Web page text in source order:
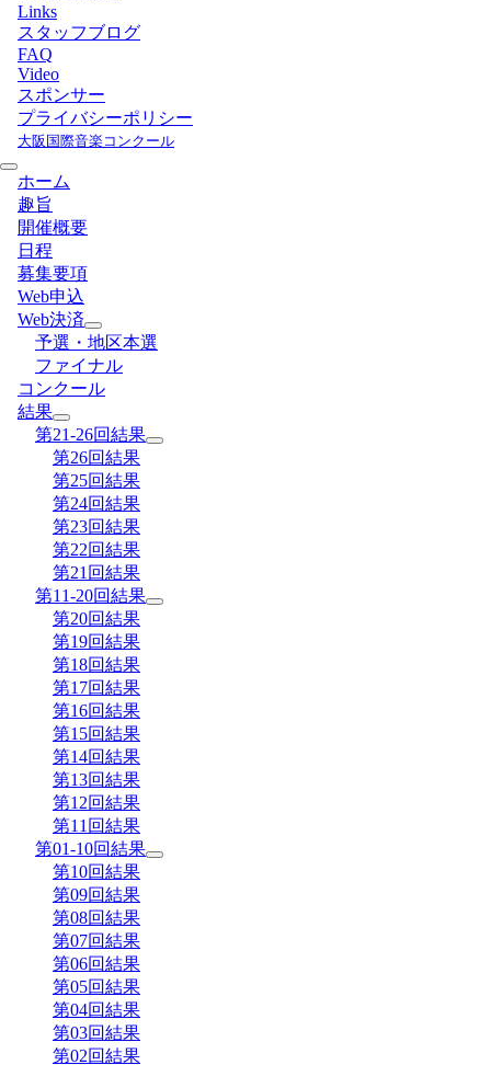
Links
スタッフブログ
FAQ
Video
スポンサー
プライバシーポリシー
大阪国際音楽コンクール
ホーム
趣旨
開催概要
日程
募集要項
Web申込
Web決済
予選・地区本選
ファイナル
コンクール
結果
第21-26回結果
第26回結果
第25回結果
第24回結果
第23回結果
第22回結果
第21回結果
第11-20回結果
第20回結果
第19回結果
第18回結果
第17回結果
第16回結果
第15回結果
第14回結果
第13回結果
第12回結果
第11回結果
第01-10回結果
第10回結果
第09回結果
第08回結果
第07回結果
第06回結果
第05回結果
第04回結果
第03回結果
第02回結果